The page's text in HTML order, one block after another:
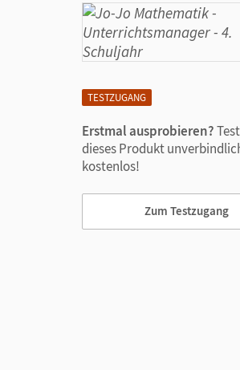
TESTZUGANG
Erstmal ausprobieren?
dieses Produkt
kostenlos!
Zum Testzugang